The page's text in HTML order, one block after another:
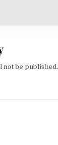
not be published.